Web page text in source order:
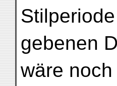
gebenen
wäre